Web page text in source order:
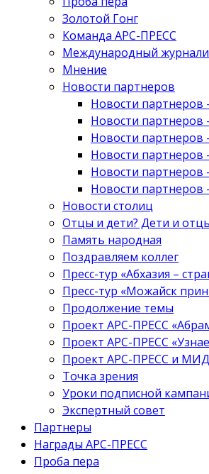
Золотой Гонг
Команда АРС-ПРЕСС
Международный
Мнение
Новости партнеров
Новости партнеров
Новости
Новости партнеров
Новости партнеров
Новости партнеров
Новости партнеров
Новости столиц
Отцы и дети? Дети и
Память народная
Поздравляем коллег
Пресс-тур «Абхазия –
Пресс-тур «Можайск
Продолжение темы
Проект АРС-ПРЕСС
Проект АРС-ПРЕСС
Проект АРС-ПРЕСС и МИД
Точка зрения
Уроки подписной
Экспертный совет
Партнеры
Награды АРС-ПРЕСС
Проба пера